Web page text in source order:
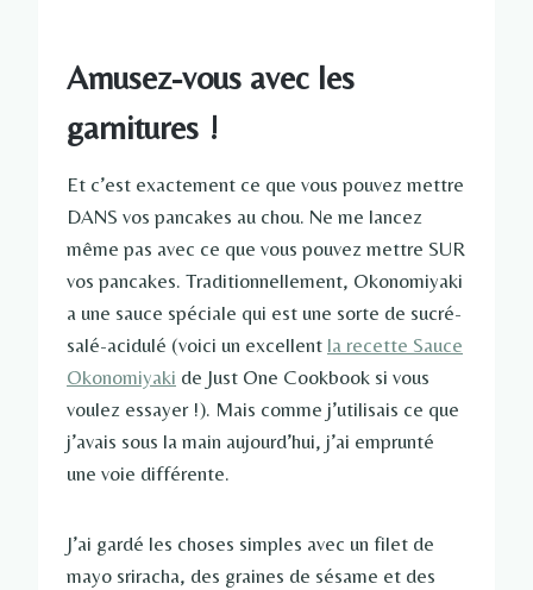
Amusez-vous avec les
garnitures !
Et c’est exactement ce que vous pouvez mettre
DANS vos pancakes au chou. Ne me lancez
même pas avec ce que vous pouvez mettre SUR
vos pancakes. Traditionnellement, Okonomiyaki
a une sauce spéciale qui est une sorte de sucré-
salé-acidulé (voici un excellent la recette Sauce
Okonomiyaki de Just One Cookbook si vous
voulez essayer !). Mais comme j’utilisais ce que
j’avais sous la main aujourd’hui, j’ai emprunté
une voie différente.
J’ai gardé les choses simples avec un filet de
mayo sriracha, des graines de sésame et des